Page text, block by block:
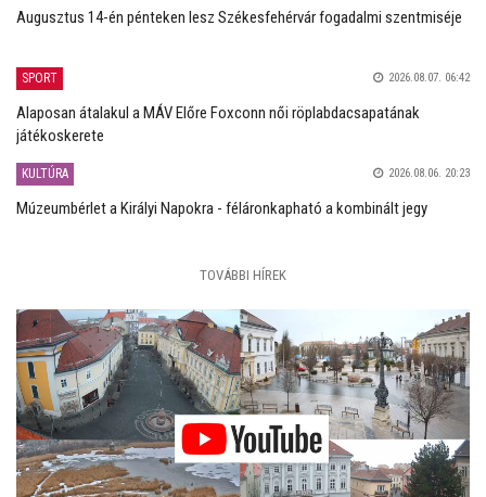
Augusztus 14-én pénteken lesz Székesfehérvár fogadalmi szentmiséje
SPORT 2026.08.07. 06:42
Alaposan átalakul a MÁV Előre Foxconn női röplabdacsapatának
játékoskerete
KULTÚRA 2026.08.06. 20:23
Múzeumbérlet a Királyi Napokra - féláronkapható a kombinált jegy
TOVÁBBI HÍREK